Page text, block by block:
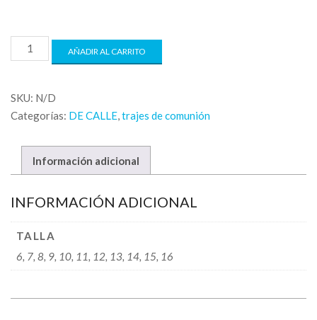
AÑADIR AL CARRITO
SKU: N/D
Categorías: DE CALLE,trajes de comunión
Información adicional
INFORMACIÓN ADICIONAL
TALLA
6, 7, 8, 9, 10, 11, 12, 13, 14, 15, 16